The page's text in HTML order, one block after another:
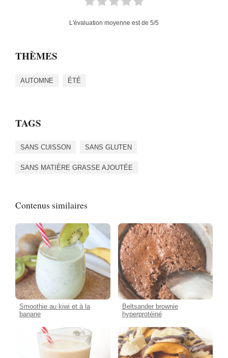
L'évaluation moyenne est de 5/5
THÈMES
AUTOMNE ÉTÉ
TAGS
SANS CUISSON SANS GLUTEN
SANS MATIÈRE GRASSE AJOUTÉE
Contenus similaires
Smoothie au kiwi et à la
banane
Beltsander brownie
hyperprotéiné